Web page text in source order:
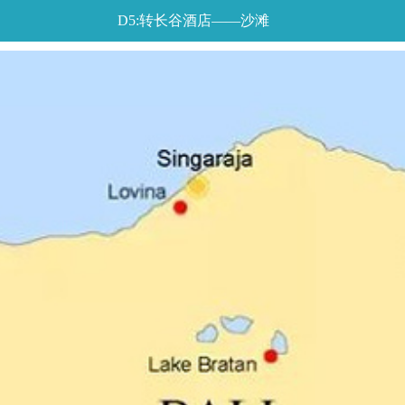
D5:转长谷酒店——沙滩